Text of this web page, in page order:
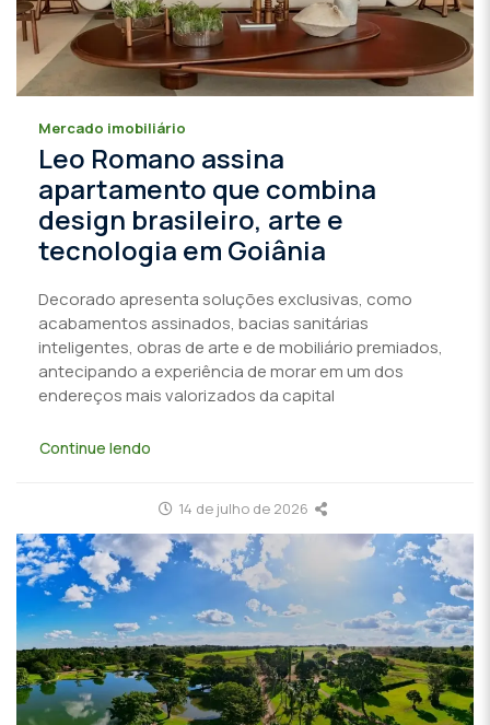
Mercado imobiliário
Leo Romano assina
apartamento que combina
design brasileiro, arte e
tecnologia em Goiânia
Decorado apresenta soluções exclusivas, como
acabamentos assinados, bacias sanitárias
inteligentes, obras de arte e de mobiliário premiados,
antecipando a experiência de morar em um dos
endereços mais valorizados da capital
Continue lendo
14 de julho de 2026